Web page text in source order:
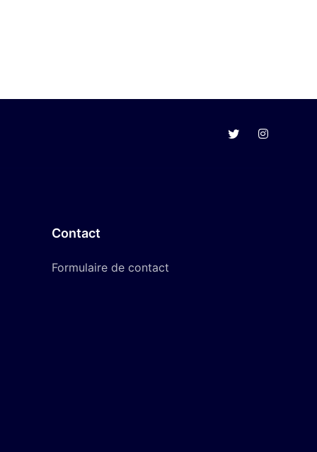
Contact
Formulaire de contact